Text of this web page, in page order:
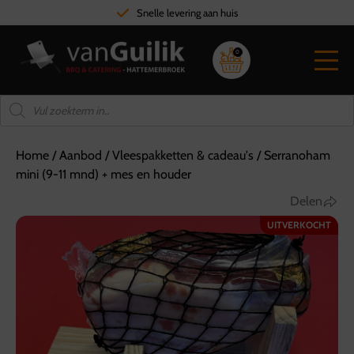
Snelle levering aan huis
0
Home /Aanbod /Vleespakketten & cadeau's / Serranoham
mini (9-11 mnd) + mes en houder
UITVERKOCHT
Delen